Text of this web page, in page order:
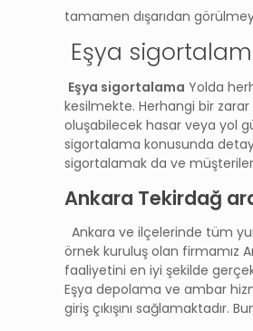
tamamen dışarıdan
Eşya
Eşya sigortalama Yolda
kesilmekte. Herhangi bir zarar
oluşabilecek hasar veya yol
sigortalama konusunda
sigortalamak da ve
Ankara Tekirdağ
Ankara ve ilçelerinde tüm
örnek kuruluş olan firmamız
faaliyetini en iyi şekilde
Eşya depolama ve ambar
giriş çıkışını